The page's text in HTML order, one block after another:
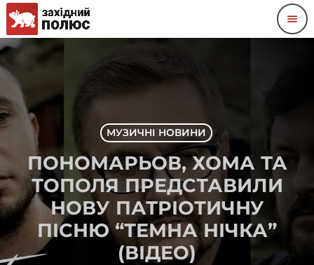
menu
МУЗИЧНІ НОВИНИ
ПОНОМАРЬОВ, ХОМА ТА
ТОПОЛЯ ПРЕДСТАВИЛИ
НОВУ ПАТРІОТИЧНУ
ПІСНЮ “ТЕМНА НІЧКА”
(ВІДЕО)